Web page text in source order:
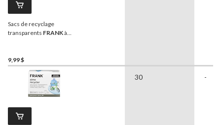
Sacs de recyclage
transparents FRANKà
90 L
9,99 $
30 -